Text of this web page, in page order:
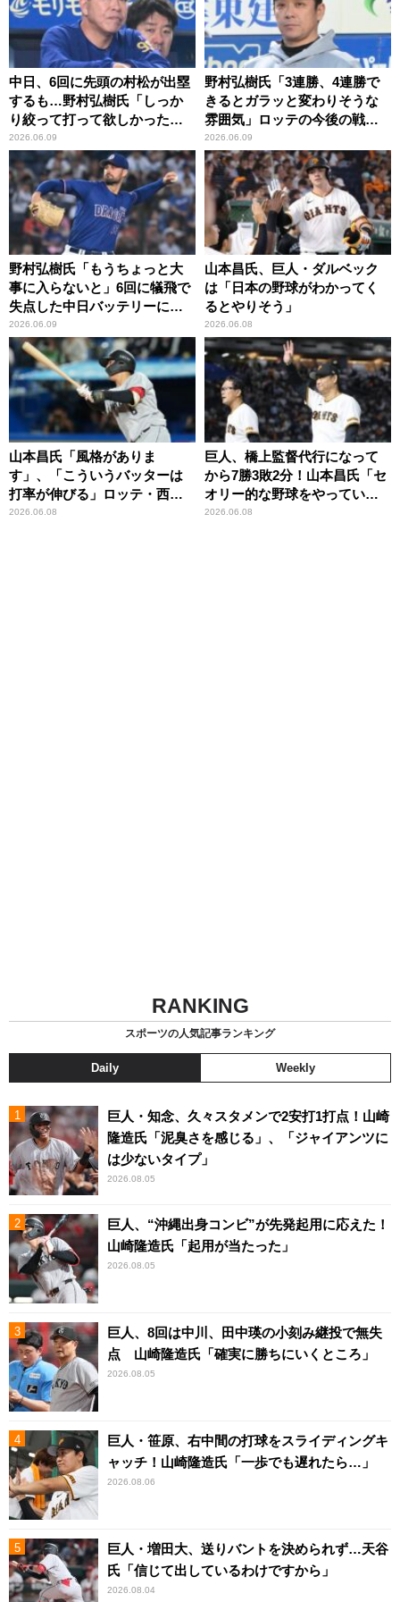
中日、6回に先頭の村松が出塁
するも…野村弘樹氏「しっか
り絞って打って欲しかった」
と4番・細川の打席内容にチク
2026.06.09
野村弘樹氏「3連勝、4連勝で
きるとガラッと変わりそうな
雰囲気」ロッテの今後の戦い
に期待を寄せる
2026.06.09
野村弘樹氏「もうちょっと大
事に入らないと」6回に犠飛で
失点した中日バッテリーに苦
言
2026.06.09
山本昌氏、巨人・ダルベック
は「日本の野球がわかってく
るとやりそう」
2026.06.08
山本昌氏「風格がありま
す」、「こういうバッターは
打率が伸びる」ロッテ・西川
を絶賛
2026.06.08
巨人、橋上監督代行になって
から7勝3敗2分！山本昌氏「セ
オリー的な野球をやってい
る」
2026.06.08
RANKING
スポーツの人気記事ランキング
Daily Weekly
巨人・知念、久々スタメンで2安打1打点！山崎
隆造氏「泥臭さを感じる」、「ジャイアンツに
は少ないタイプ」
2026.08.05
巨人、“沖縄出身コンビ”が先発起用に応えた！
山崎隆造氏「起用が当たった」
2026.08.05
巨人、8回は中川、田中瑛の小刻み継投で無失
点 山崎隆造氏「確実に勝ちにいくところ」
2026.08.05
巨人・笹原、右中間の打球をスライディングキ
ャッチ！山崎隆造氏「一歩でも遅れたら…」
2026.08.06
巨人・増田大、送りバントを決められず…天谷
氏「信じて出しているわけですから」
2026.08.04